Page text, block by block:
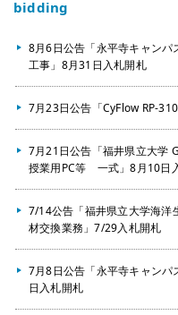
bidding
8月6日公告「永平寺キャン
工事」8月31日入札開札
7月23日公告「CyFlow RP-
7月21日公告「福井県立大学
授業用PC等 一式」8月10日
7/14公告「福井県立大学海洋
材交換業務」7/29入札開札
7月8日公告「永平寺キャン
日入札開札